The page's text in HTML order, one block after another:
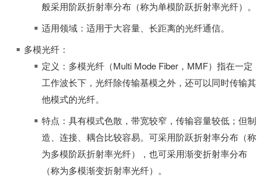
般采用阶跃折射率分布（称为单模阶跃折射率光纤）。
适用领域：适用于大容量、长距离的光纤通信。
多模光纤：
定义：多模光纤（Multi Mode Fiber，MMF）指在一定
工作波长下，光纤除传输基模之外，还可以同时传输其
他模式的光纤。
特点：具有模式色散，带宽较窄，传输容量较低；但制
造、连接、耦合比较容易。可采用阶跃折射率分布（称
为多模阶跃折射率光纤），也可采用渐变折射率分布
（称为多模渐变折射率光纤）。